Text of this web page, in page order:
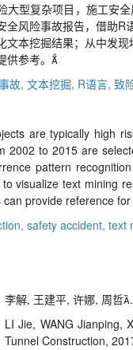
大型复杂项目，施工安
全风险事故报告，借助
文本挖掘结果；从中发
供参考。
故, 文本挖掘, R语言, 致
are typically high
2002 to 2015 are
pattern
visualize text mining
provide reference
safety accident, text
李解, 王建平, 许娜, 周哲
LI Jie, WANG Jianping,
Tunnel Construction,